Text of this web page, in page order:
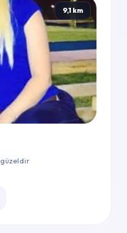
9,1 km